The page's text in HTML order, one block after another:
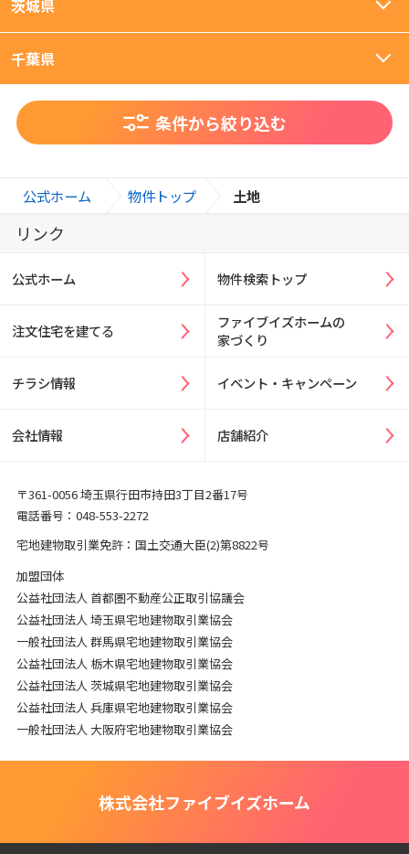
茨城県
千葉県
条件から絞り込む
公式ホーム 物件トップ 土地
リンク
公式ホーム 物件検索トップ
注文住宅を建てる
ファイブイズホームの
家づくり
チラシ情報 イベント・キャンペーン
会社情報 店舗紹介
〒361-0056 埼玉県行田市持田3丁目2番17号
電話番号：048-553-2272
宅地建物取引業免許：国土交通大臣(2)第8822号
加盟団体
公益社団法人 首都圏不動産公正取引協議会
公益社団法人 埼玉県宅地建物取引業協会
一般社団法人 群馬県宅地建物取引業協会
公益社団法人 栃木県宅地建物取引業協会
公益社団法人 茨城県宅地建物取引業協会
公益社団法人 兵庫県宅地建物取引業協会
一般社団法人 大阪府宅地建物取引業協会
株式会社ファイブイズホーム